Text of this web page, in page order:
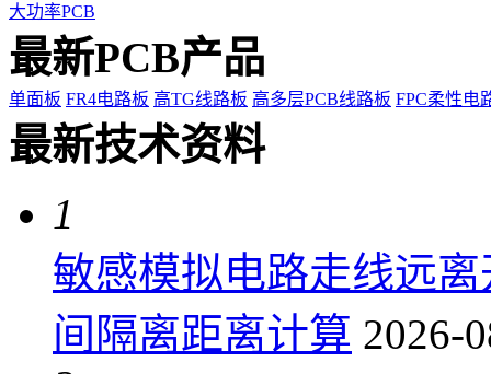
大功率PCB
最新PCB产品
单面板 FR4电路板 高TG线路板 高多层PCB线路板 FPC柔性电
最新技术资料
1
敏感模拟电路走线远
间隔离距离计算 2026-